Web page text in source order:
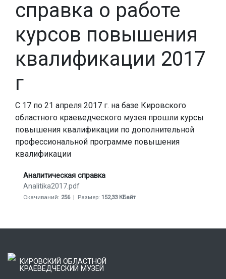
справка о работе
курсов повышения
квалификации 2017
г
С 17 по 21 апреля 2017 г. на базе Кировского
областного краеведческого музея прошли курсы
повышения квалификации по дополнительной
профессиональной программе повышения
квалификации
Аналитическая справка
Analitika2017.pdf
Скачиваний: 256| Размер: 152,33 КБайт
КИРОВСКИЙ ОБЛАСТНОЙ
КРАЕВЕДЧЕСКИЙ МУЗЕЙ